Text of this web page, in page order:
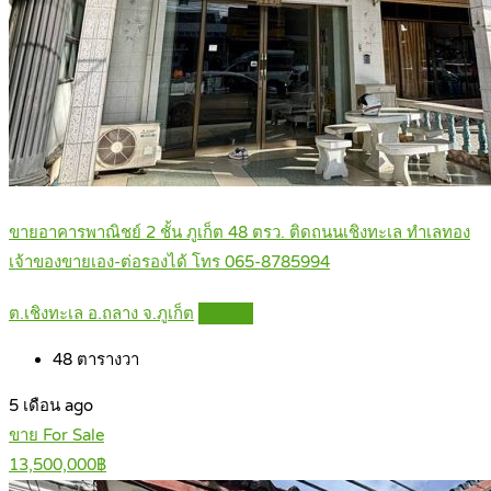
ขายอาคารพาณิชย์ 2 ชั้น ภูเก็ต 48 ตรว. ติดถนนเชิงทะเล ทำเลทอง
เจ้าของขายเอง-ต่อรองได้ โทร 065-8785994
ต.เชิงทะเล อ.ถลาง จ.ภูเก็ต
48 ตารางวา
5 เดือน ago
ขาย For Sale
13,500,000฿